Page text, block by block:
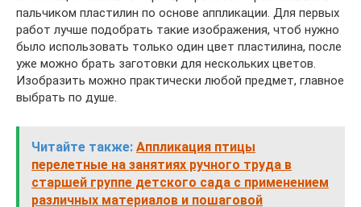
пальчиком пластилин по основе аппликации. Для первых
работ лучше подобрать такие изображения, чтоб нужно
было использовать только один цвет пластилина, после
уже можно брать заготовки для нескольких цветов.
Изобразить можно практически любой предмет, главное
выбрать по душе.
Читайте также: Аппликация птицы
перелетные на занятиях ручного труда в
старшей группе детского сада с применением
различных материалов и пошаговой